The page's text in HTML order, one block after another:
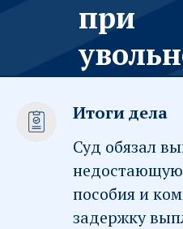
при
Итоги дела
Суд обязал
недостающую
пособия и
задержку